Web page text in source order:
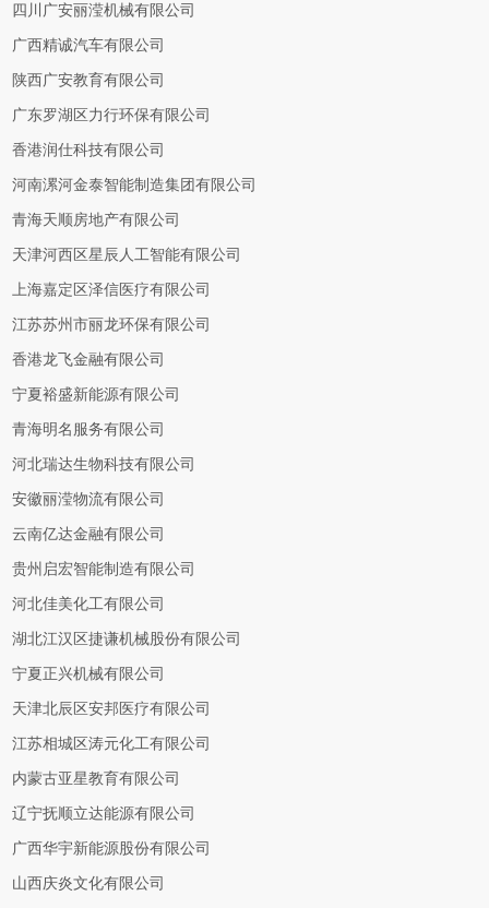
四川广安丽滢机械有限公司
广西精诚汽车有限公司
陕西广安教育有限公司
广东罗湖区力行环保有限公司
香港润仕科技有限公司
河南漯河金泰智能制造集团有限公司
青海天顺房地产有限公司
天津河西区星辰人工智能有限公司
上海嘉定区泽信医疗有限公司
江苏苏州市丽龙环保有限公司
香港龙飞金融有限公司
宁夏裕盛新能源有限公司
青海明名服务有限公司
河北瑞达生物科技有限公司
安徽丽滢物流有限公司
云南亿达金融有限公司
贵州启宏智能制造有限公司
河北佳美化工有限公司
湖北江汉区捷谦机械股份有限公司
宁夏正兴机械有限公司
天津北辰区安邦医疗有限公司
江苏相城区涛元化工有限公司
内蒙古亚星教育有限公司
辽宁抚顺立达能源有限公司
广西华宇新能源股份有限公司
山西庆炎文化有限公司